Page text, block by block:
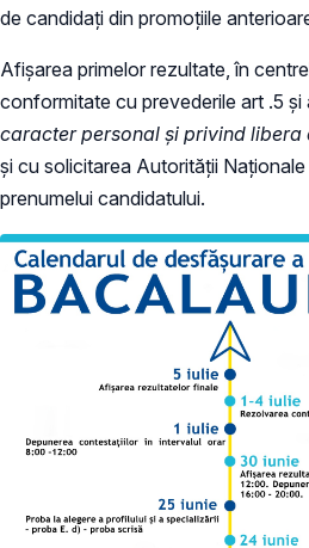
de candidați din promoțiile
Afișarea primelor rezultate, în
conformitate cu prevederile art .5 și
caracter personal și privind
și cu solicitarea Autorității
prenumelui candidatului.